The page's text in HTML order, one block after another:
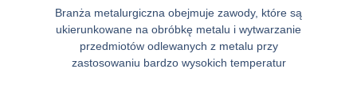
Branża metalurgiczna obejmuje zawody, które są
ukierunkowane na obróbkę metalu i wytwarzanie
przedmiotów odlewanych z metalu przy
zastosowaniu bardzo wysokich temperatur